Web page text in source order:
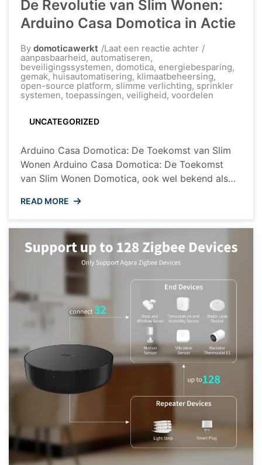
De Revolutie van Slim Wonen:
Arduino Casa Domotica in Actie
By domoticawerkt Laat een reactie achterop
Revolutie
van
Slim
Wonen:
aanpasbaarheid, automatiseren,
beveiligingssystemen, domotica, energiebesparing,
gemak, huisautomatisering, klimaatbeheersing,
open-source platform, slimme verlichting, sprinkler
systemen, toepassingen, veiligheid, voordelen
UNCATEGORIZED
Arduino Casa Domotica: De Toekomst van Slim
Wonen Arduino Casa Domotica: De Toekomst
van Slim Wonen Domotica, ook wel bekend als
huishoudens over de hele wereld. Met de
opkomst van technologieën zoals Arduino, wordt
het eenvoudiger dan ooit om uw huis om te
toveren tot een slimme woning. Arduino is ...
READ MORE